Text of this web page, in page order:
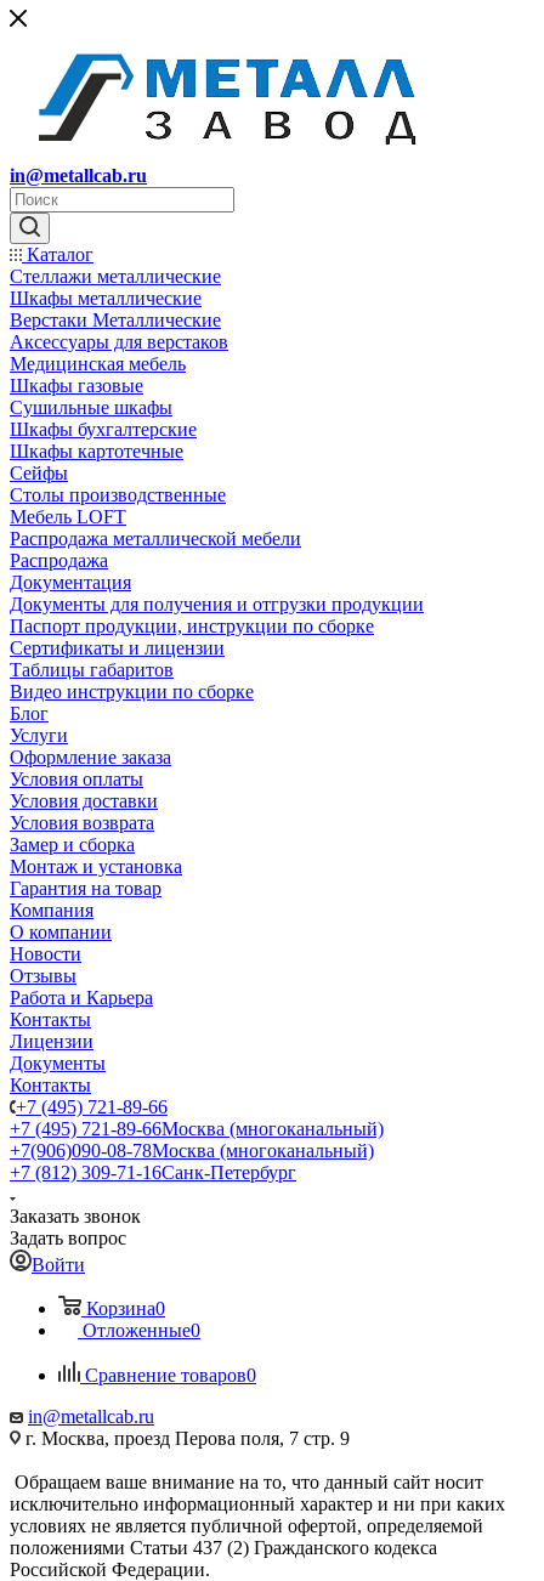
in@metallcab.ru
Каталог
Стеллажи металлические
Шкафы металлические
Верстаки Металлические
Аксессуары для верстаков
Медицинская мебель
Шкафы газовые
Сушильные шкафы
Шкафы бухгалтерские
Шкафы картотечные
Сейфы
Столы производственные
Мебель LOFT
Распродажа металлической мебели
Распродажа
Документация
Документы для получения и отгрузки продукции
Паспорт продукции, инструкции по сборке
Сертификаты и лицензии
Таблицы габаритов
Видео инструкции по сборке
Блог
Услуги
Оформление заказа
Условия оплаты
Условия доставки
Условия возврата
Замер и сборка
Монтаж и установка
Гарантия на товар
Компания
О компании
Новости
Отзывы
Работа и Карьера
Контакты
Лицензии
Документы
Контакты
+7 (495) 721-89-66
+7 (495) 721-89-66Москва (многоканальный)
+7(906)090-08-78Москва (многоканальный)
+7 (812) 309-71-16Санк-Петербург
Заказать звонок
Задать вопрос
Войти
Корзина0
Отложенные0
Сравнение товаров0
in@metallcab.ru
г. Москва, проезд Перова поля, 7 стр. 9
Обращаем ваше внимание на то, что данный сайт носит
исключительно информационный характер и ни при каких
условиях не является публичной офертой, определяемой
положениями Статьи 437 (2) Гражданского кодекса
Российской Федерации.